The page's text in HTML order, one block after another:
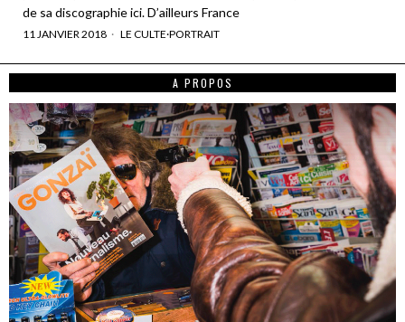
de sa discographie ici. D’ailleurs France
11 JANVIER 2018 LE CULTE·PORTRAIT
A PROPOS